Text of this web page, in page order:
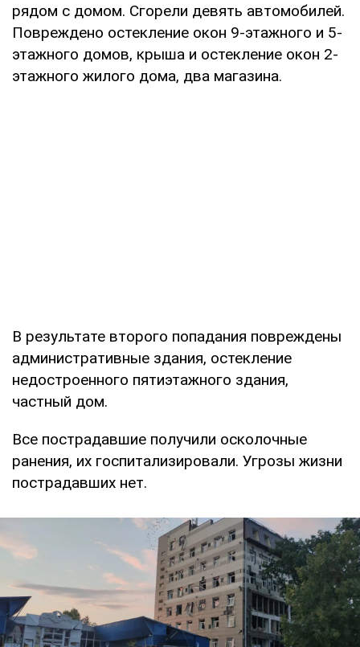
рядом с домом. Сгорели девять автомобилей.
Повреждено остекление окон 9-этажного и 5-
этажного домов, крыша и остекление окон 2-
этажного жилого дома, два магазина.
В результате второго попадания повреждены
административные здания, остекление
недостроенного пятиэтажного здания,
частный дом.
Все пострадавшие получили осколочные
ранения, их госпитализировали. Угрозы жизни
пострадавших нет.